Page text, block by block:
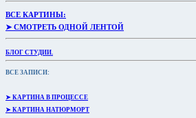
ВСЕ КАРТИНЫ:
➤ СМОТРЕТЬ ОДНОЙ ЛЕНТОЙ
БЛОГ СТУДИИ.
ВСЕ ЗАПИСИ:
➤ КАРТИНА В ПРОЦЕССЕ
➤ КАРТИНА НАТЮРМОРТ